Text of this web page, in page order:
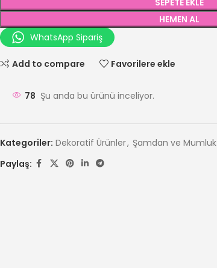
SEPETE EKLE
HEMEN AL
WhatsApp Sipariş
Add to compare Favorilere ekle
78 Şu anda bu ürünü inceliyor.
Kategoriler: Dekoratif Ürünler, Şamdan ve Mumluk
Paylaş: